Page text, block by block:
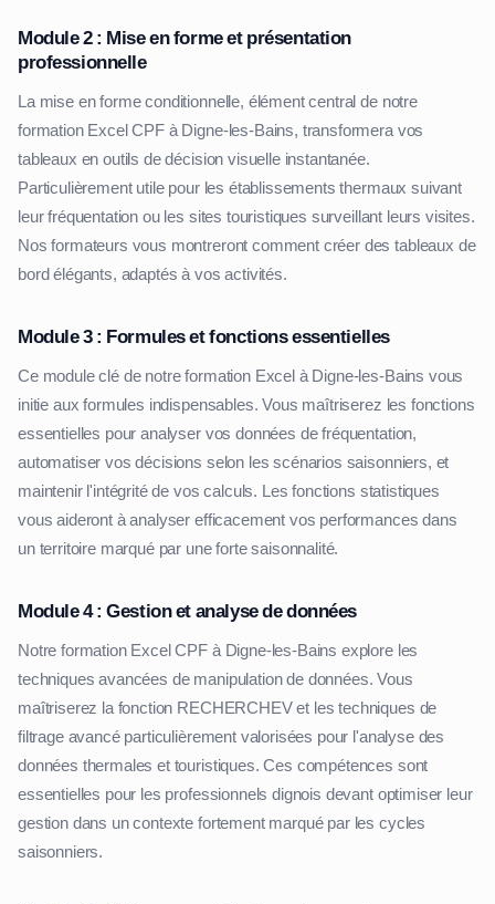
Module 2 : Mise en forme et présentation
professionnelle
La mise en forme conditionnelle, élément central de notre
formation Excel CPF à Digne-les-Bains, transformera vos
tableaux en outils de décision visuelle instantanée.
Particulièrement utile pour les établissements thermaux suivant
leur fréquentation ou les sites touristiques surveillant leurs visites.
Nos formateurs vous montreront comment créer des tableaux de
bord élégants, adaptés à vos activités.
Module 3 : Formules et fonctions essentielles
Ce module clé de notre formation Excel à Digne-les-Bains vous
initie aux formules indispensables. Vous maîtriserez les fonctions
essentielles pour analyser vos données de fréquentation,
automatiser vos décisions selon les scénarios saisonniers, et
maintenir l'intégrité de vos calculs. Les fonctions statistiques
vous aideront à analyser efficacement vos performances dans
un territoire marqué par une forte saisonnalité.
Module 4 : Gestion et analyse de données
Notre formation Excel CPF à Digne-les-Bains explore les
techniques avancées de manipulation de données. Vous
maîtriserez la fonction RECHERCHEV et les techniques de
filtrage avancé particulièrement valorisées pour l'analyse des
données thermales et touristiques. Ces compétences sont
essentielles pour les professionnels dignois devant optimiser leur
gestion dans un contexte fortement marqué par les cycles
saisonniers.